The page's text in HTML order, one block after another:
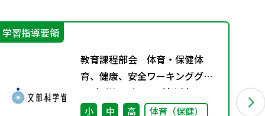
学習指導要領
教育課程部会 体育・保健体
育、健康、安全ワーキンググル
ープ（第8回） 配付資料
小 中 高
体育（保健）